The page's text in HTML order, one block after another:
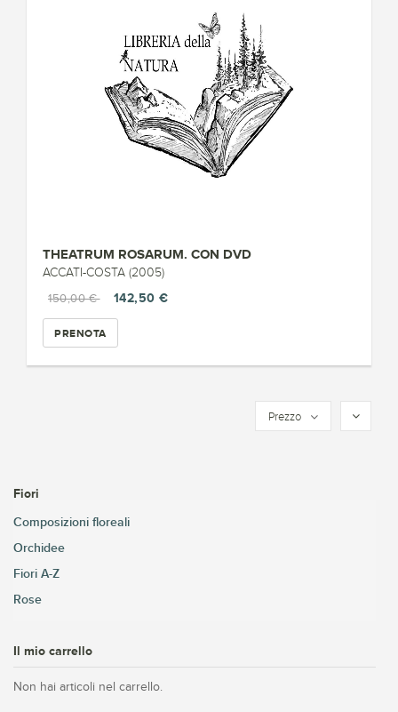
THEATRUM ROSARUM. CON DVD
ACCATI-COSTA (2005)
150,00 €
142,50 €
PRENOTA
Prezzo
Fiori
Composizioni floreali
Orchidee
Fiori A-Z
Rose
Il mio carrello
Non hai articoli nel carrello.